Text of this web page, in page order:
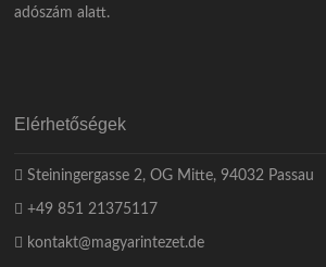
adószám alatt.
Elérhetőségek
Steiningergasse 2, OG Mitte, 94032 Passau
+49 851 21375117
kontakt@magyarintezet.de